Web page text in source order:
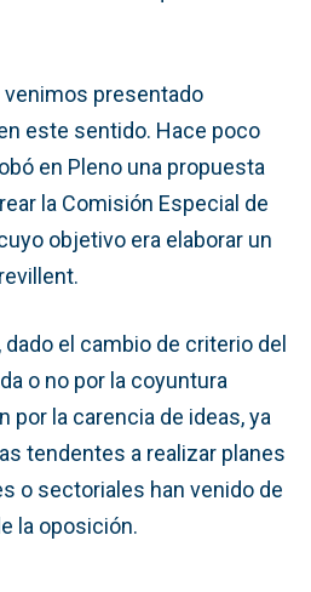
venimos presentado
este sentido. Hace poco
en Pleno una propuesta
la Comisión Especial de
objetivo era elaborar un
el cambio de criterio del
o no por la coyuntura
por la carencia de ideas, ya
tendentes a realizar planes
o sectoriales han venido de
la oposición.